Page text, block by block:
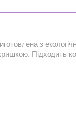
з
Підходить